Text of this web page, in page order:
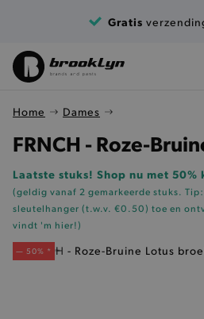
Gratis
Home Dames
FRNCH - Roze-
Laatste stuks! Shop nu met 50%
(geldig vanaf 2 gemarkeerde stuks.
sleutelhanger (t.w.v. €0.50) toe en
vindt 'm hier!)
— 50% *